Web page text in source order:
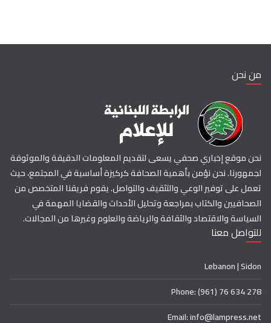
من نحن
نحن موقع إخباري صحفي يسعى لتقديم المعلومات الدقيقة والموثوقة
لجمهورنا. نحن نؤمن بأهمية الصحافة كركيزة أساسية في المجتمع، حيث
تعمل على توفير الوعي والتثقيف والتواصل. يقوم فريقنا المتخصص من
الصحافيين والكتاب بمراجعة وتحليل الأحداث والقضايا المهمة في
السياسة والاقتصاد والثقافة والرياضة والعلوم وغيرها من المجالات.
للتواصل معنا
Lebanon | Sidon
Phone: (961) 76 634 278
Email: info@lampress.net